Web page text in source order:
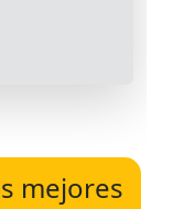
mejores